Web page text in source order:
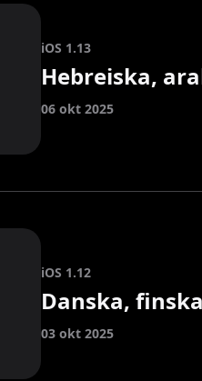
iOS 1.13
Hebreiska,
06 okt 2025
iOS 1.12
Danska,
03 okt 2025